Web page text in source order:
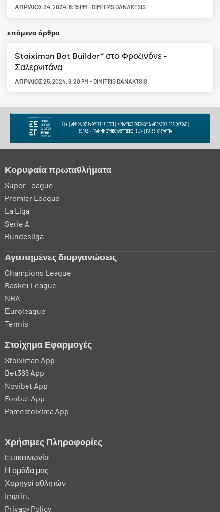
ΑΠΡΊΛΙΟΣ 24, 2024,8:15 PM - DIMITRIS DANAKTSIS
επόμενο άρθρο
Stoiximan Bet Builder* στο Φροζινόνε -
Σαλερνιτάνα
ΑΠΡΊΛΙΟΣ 25, 2024,9:20 PM - DIMITRIS DANAKTSIS
Κορυφαία πρωταθλήματα
Super League
Premier League
La Liga
Serie A
Bundesliga
Αγαπημένες διοργανώσεις
Champions League
Basket League
NBA
Εuroleague
Tennis
Στοίχημα Εφαρμογές
Stoiximan App
Bet365 App
Novibet App
Fonbet App
Pamestoixima App
Χρήσιμες Πληροφορίες
Επικοινωνία
Η ομάδα μας
Χορηγοί αθλητών
Imprint
Privacy Policy